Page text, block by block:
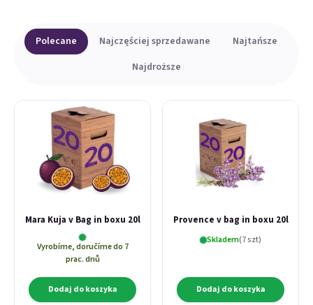
Lista produktów
Sortowanie produktów
Polecane Najczęściej sprzedawane
Najtańsze
Najdroższe
Mara Kuja v Bag in boxu 20l
Vyrobíme, doručíme do 7
prac. dnů
Dodaj do koszyka
Provence v bag in boxu 20l
Skladem(7 szt)
Dodaj do koszyka